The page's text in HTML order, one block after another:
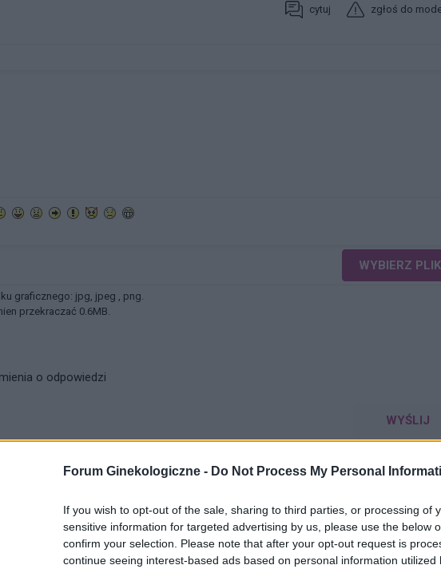
Forum Ginekologiczne - Do Not Process My Personal
If you wish to opt-out of the sale, sharing to third parties, or processing of
sensitive information for targeted advertising by us, please use the below
confirm your selection. Please note that after your opt-out request is
continue seeing interest-based ads based on personal information utilized
cytuj zgłoś do
WYBIERZ PLIK
graficznego: jpg, jpeg , png.
przekraczać 0.6MB.
o odpowiedzi
WYŚLIJ
sromowej